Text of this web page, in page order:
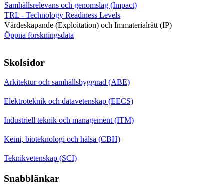
Samhällsrelevans och genomslag (Impact)
TRL - Technology Readiness Levels
Värdeskapande (Exploitation) och Immaterialrätt (IP)
Öppna forskningsdata
Skolsidor
Arkitektur och samhällsbyggnad (ABE)
Elektroteknik och datavetenskap (EECS)
Industriell teknik och management (ITM)
Kemi, bioteknologi och hälsa (CBH)
Teknikvetenskap (SCI)
Snabblänkar